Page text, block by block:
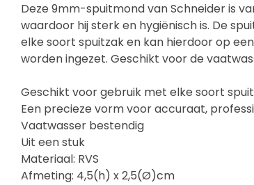
Deze 9mm-spuitmond van Schneider is
waardoor hij sterk en hygiënisch is. De
elke soort spuitzak en kan hierdoor op
worden ingezet. Geschikt voor de
Geschikt voor gebruik met elke soort
Een precieze vorm voor accuraat,
Vaatwasser bestendig
Uit een stuk
Materiaal: RVS
Afmeting: 4,5(h) x 2,5(Ø)cm